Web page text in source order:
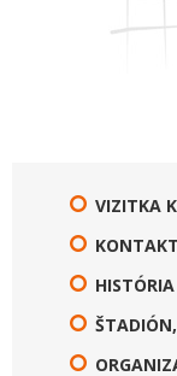
VIZITKA